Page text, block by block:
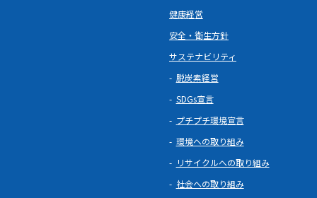
健康経営
安全・衛生方針
サステナビリティ
脱炭素経営
SDGs宣言
プチプチ環境宣言
環境への取り組み
リサイクルへの取り組み
社会への取り組み